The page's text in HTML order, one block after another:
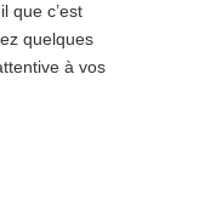
que c’est
quelques
à vos